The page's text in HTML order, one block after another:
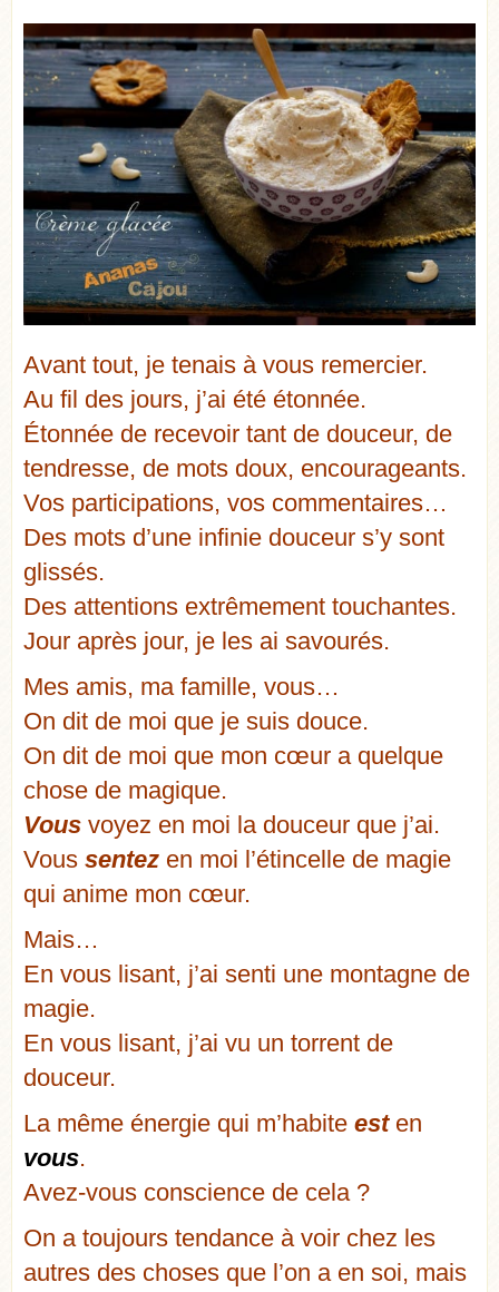
Avant tout, je tenais à vous remercier.
Au fil des jours, j’ai été étonnée.
Étonnée de recevoir tant de douceur, de
tendresse, de mots doux, encourageants.
Vos participations, vos commentaires…
Des mots d’une infinie douceur s’y sont
glissés.
Des attentions extrêmement touchantes.
Jour après jour, je les ai savourés.
Mes amis, ma famille, vous…
On dit de moi que je suis douce.
On dit de moi que mon cœur a quelque
chose de magique.
Vous voyez en moi la douceur que j’ai.
Vous sentez en moi l’étincelle de magie
qui anime mon cœur.
Mais…
En vous lisant, j’ai senti une montagne de
magie.
En vous lisant, j’ai vu un torrent de
douceur.
La même énergie qui m’habite esten
vous.
Avez-vous conscience de cela ?
On a toujours tendance à voir chez les
autres des choses que l’on a en soi, mais